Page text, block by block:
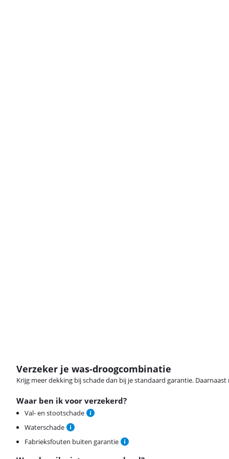
Verzeker je was-droogcombinatie
Krijg meer dekking bij schade dan bij je standaard garantie.
Waar ben ik voor verzekerd?
Val- en stootschade
Waterschade
Fabrieksfouten buiten garantie